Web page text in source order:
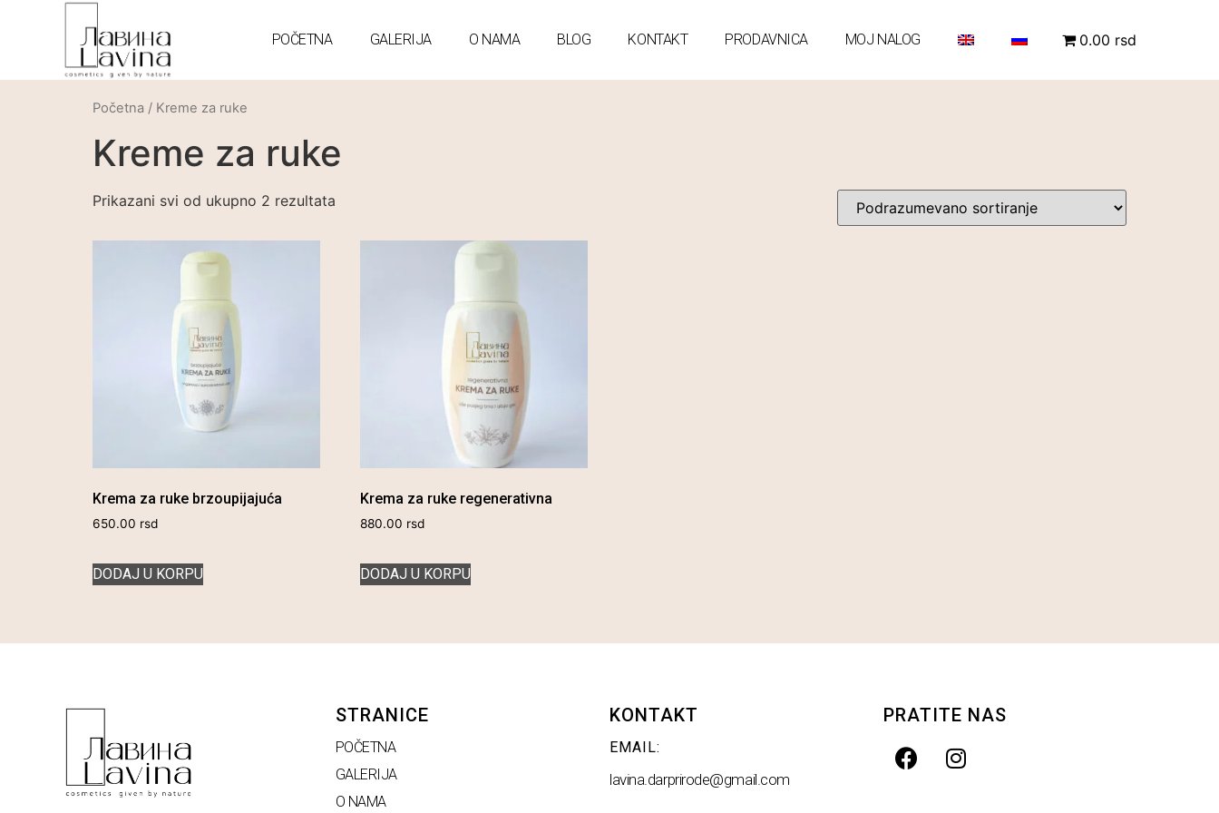
POČETNA GALERIJA O NAMA BLOG KONTAKT PRODAVNICA MOJ NALOG 0.00 rsd
Početna / Kreme za ruke
Kreme za ruke
Prikazani svi od ukupno 2 rezultata
Krema za ruke brzoupijajuća
650.00 rsd
DODAJ U KORPU
Krema za ruke regenerativna
880.00 rsd
DODAJ U KORPU
STRANICE
POČETNA
GALERIJA
O NAMA
KONTAKT
EMAIL:
lavina.darprirode@gmail.com
PRATITE NAS